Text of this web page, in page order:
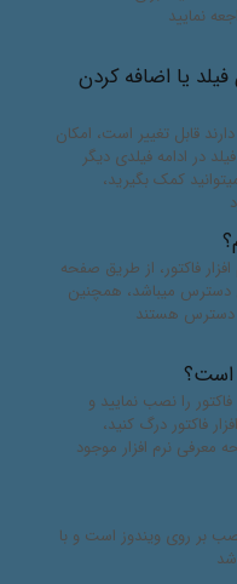
نمایید
فیلد یا اضافه کردن
قابل تغییر است، امکان
در ادامه فیلدی دیگر
کمک بگیرید،
فاکتور، از طریق صفحه
دسترس میباشد، همچنین
دسترس هستند
است؟
را نصب نمایید و
فاکتور درگ کنید،
نرم افزار موجود
بر روی ویندوز است و با